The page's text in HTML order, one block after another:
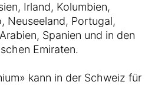
Irland, Kolumbien,
Neuseeland, Portugal,
Spanien und in den
Emiraten.
kann in der Schweiz für